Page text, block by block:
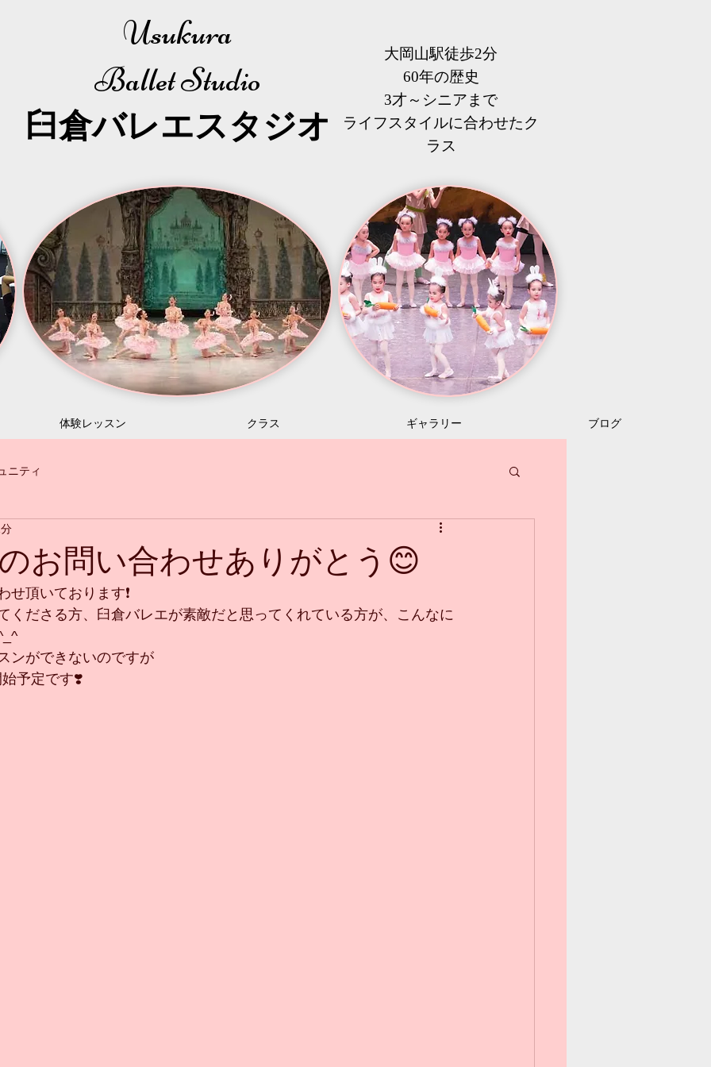
Usukura
Ballet Studio
​臼倉バレエスタジオ
大岡山駅徒歩2分
60年の歴史
3才～シニアまで
​ライフスタイルに合わせたク
ラス
体験レッスン クラス ギャラリー ブログ
ニティ
お問い合わせありがとう😊
せ頂いております❗️
くださる方、臼倉バレエが素敵だと思ってくれている方が、こんなに
ンができないのですが
予定です❣️